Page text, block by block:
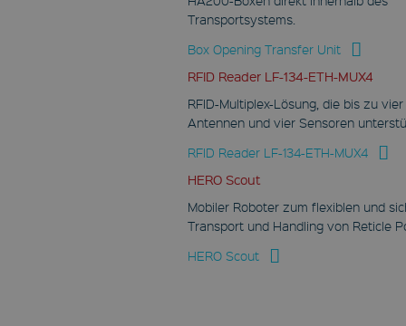
Transportsystems.
Box Opening Transfer Unit
RFID Reader LF-134-ETH-MUX4
RFID-Multiplex-Lösung, die bis zu vier
Antennen und vier Sensoren
RFID Reader LF-134-ETH-MUX4
HERO Scout
Mobiler Roboter zum flexiblen und
Transport und Handling von Reticle
HERO Scout